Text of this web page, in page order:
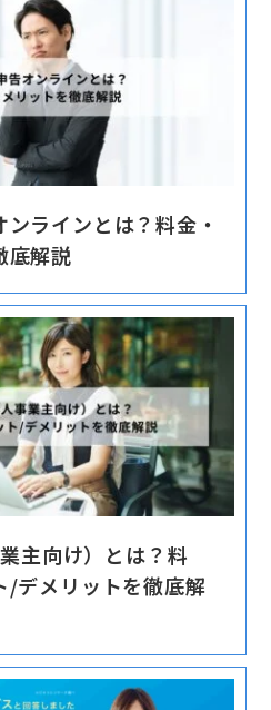
ラインとは？料金・
底解説
主向け）とは？料
/デメリットを徹底解